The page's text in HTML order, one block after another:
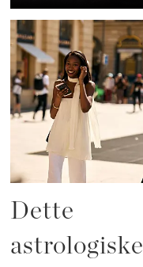
Dette
astrologiske